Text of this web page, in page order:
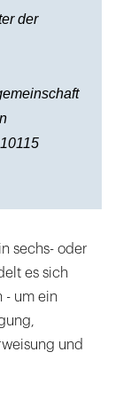
der
sechs- oder
es sich
- um ein
und